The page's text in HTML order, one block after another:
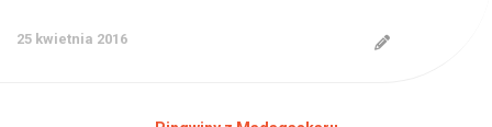
25 kwietnia 2016